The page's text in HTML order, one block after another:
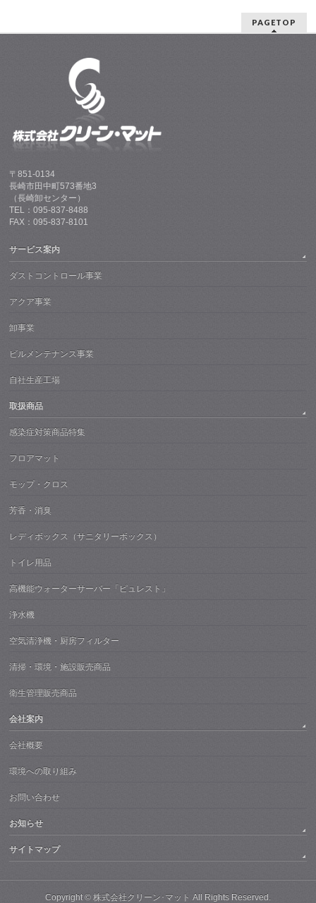
PAGETOP
〒851-0134
長崎市田中町573番地3
（長崎卸センター）
TEL：095-837-8488
FAX：095-837-8101
サービス案内
ダストコントロール事業
アクア事業
卸事業
ビルメンテナンス事業
自社生産工場
取扱商品
感染症対策商品特集
フロアマット
モップ・クロス
芳香・消臭
レディボックス（サニタリーボックス）
トイレ用品
高機能ウォーターサーバー「ピュレスト」
浄水機
空気清浄機・厨房フィルター
清掃・環境・施設販売商品
衛生管理販売商品
会社案内
会社概要
環境への取り組み
お問い合わせ
お知らせ
サイトマップ
Copyright © 株式会社クリーン･マット All Rights Reserved.